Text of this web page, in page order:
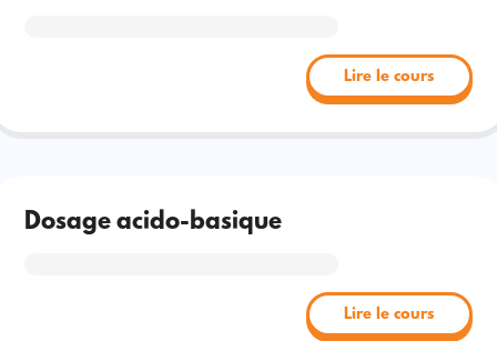
Lire le cours
Dosage acido-basique
Lire le cours